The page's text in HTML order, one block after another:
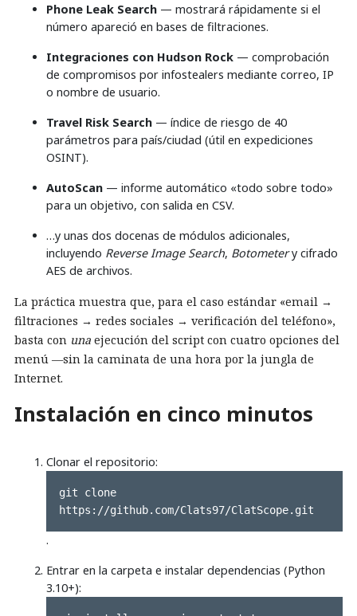
Phone Leak Search — mostrará rápidamente si el
número apareció en bases de filtraciones.
Integraciones con Hudson Rock — comprobación
de compromisos por infostealers mediante correo, IP
o nombre de usuario.
Travel Risk Search — índice de riesgo de 40
parámetros para país/ciudad (útil en expediciones
OSINT).
AutoScan — informe automático «todo sobre todo»
para un objetivo, con salida en CSV.
…y unas dos docenas de módulos adicionales,
incluyendo Reverse Image Search, Botometery cifrado
AES de archivos.
La práctica muestra que, para el caso estándar «email →
filtraciones → redes sociales → verificación del teléfono»,
basta con una ejecución del script con cuatro opciones del
menú —sin la caminata de una hora por la jungla de
Internet.
Instalación en cinco minutos
Clonar el repositorio:
git clone
https://github.com/Clats97/ClatScope.git
.
Entrar en la carpeta e instalar dependencias (Python
3.10+):